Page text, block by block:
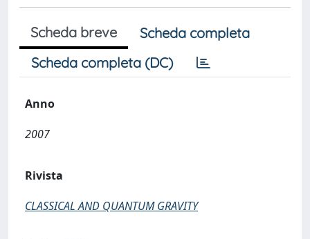
Scheda breve
Scheda completa
Scheda completa (DC)
Anno
2007
Rivista
CLASSICAL AND QUANTUM GRAVITY